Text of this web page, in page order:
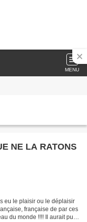
MENU
NE LA RATONS
eu le plaisir ou le déplaisir
française de par ces
du monde !!!! Il aurait pu